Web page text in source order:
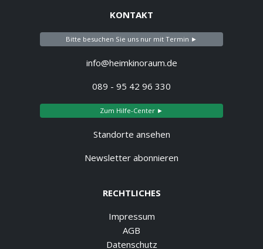
KONTAKT
Bitte besuchen Sie uns nur mit Termin ►
info@heimkinoraum.de
089 - 95 42 96 330
Zum Hilfe-Center ►
Standorte ansehen
Newsletter abonnieren
RECHTLICHES
Impressum
AGB
Datenschutz